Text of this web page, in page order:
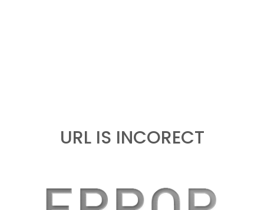
URL IS INCORECT